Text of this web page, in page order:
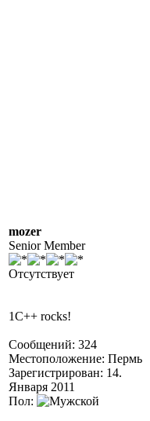
mozer
Senior Member
Отсутствует
1C++ rocks!
Сообщений: 324
Местоположение: Пермь
Зарегистрирован: 14.
Января 2011
Пол: